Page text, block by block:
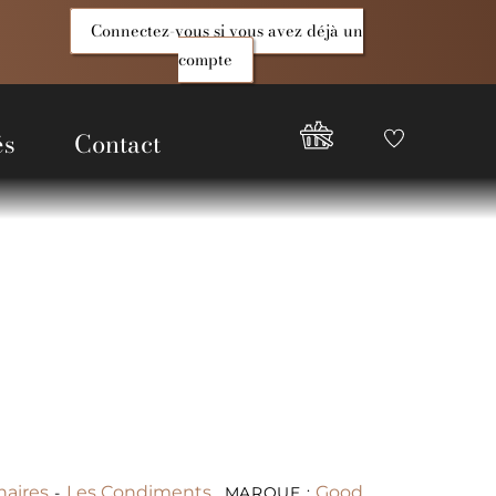
Connectez-vous si vous avez déjà un
compte
Contact
Compte
Good
Epices
Favoris